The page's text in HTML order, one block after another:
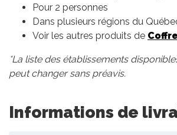
Pour 2 personnes
Dans plusieurs régions du
Voir les autres produits de
*La liste des établissements
peut changer sans préavis.
Informations de